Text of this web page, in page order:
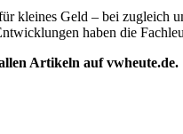
Geld – bei zugleich
haben die
Artikeln auf vwheute.de.